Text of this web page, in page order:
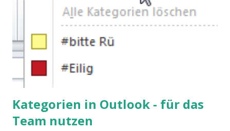
Kategorien in Outlook - für das
Team nutzen